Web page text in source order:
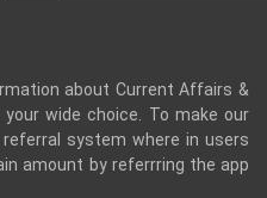
about Current Affairs &
wide choice. To make our
system where in users
amount by referrring the app